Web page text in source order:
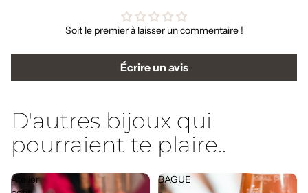
Soit le premier à laisser un commentaire !
Écrire un avis
D'autres bijoux qui
pourraient te plaire..
Atelier
BAGUE